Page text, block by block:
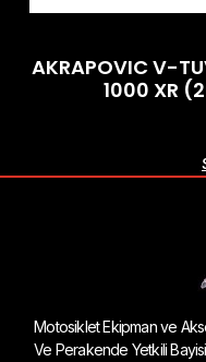
AKRAPOVIC V-
1000 XR
Motosiklet Ekipman ve
Ve Perakende Yetkili